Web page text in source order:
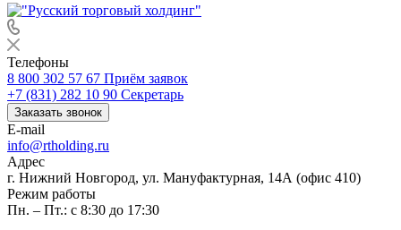
Телефоны
8 800 302 57 67 Приём заявок
+7 (831) 282 10 90 Секретарь
Заказать звонок
E-mail
info@rtholding.ru
Адрес
г. Нижний Новгород, ул. Мануфактурная, 14А (офис 410)
Режим работы
Пн. – Пт.: с 8:30 до 17:30